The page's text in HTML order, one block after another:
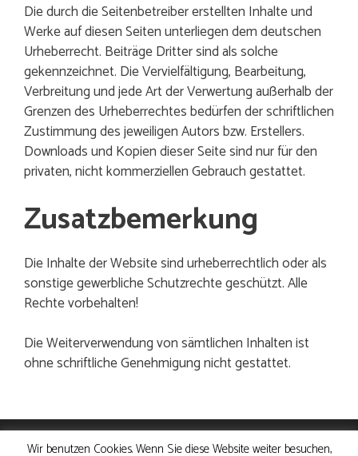
Die durch die Seitenbetreiber erstellten Inhalte und
Werke auf diesen Seiten unterliegen dem deutschen
Urheberrecht. Beiträge Dritter sind als solche
gekennzeichnet. Die Vervielfältigung, Bearbeitung,
Verbreitung und jede Art der Verwertung außerhalb der
Grenzen des Urheberrechtes bedürfen der schriftlichen
Zustimmung des jeweiligen Autors bzw. Erstellers.
Downloads und Kopien dieser Seite sind nur für den
privaten, nicht kommerziellen Gebrauch gestattet.
Zusatzbemerkung
Die Inhalte der Website sind urheberrechtlich oder als
sonstige gewerbliche Schutzrechte geschützt. Alle
Rechte vorbehalten!
Die Weiterverwendung von sämtlichen Inhalten ist
ohne schriftliche Genehmigung nicht gestattet.
Wir benutzen Cookies. Wenn Sie diese Website weiter besuchen,